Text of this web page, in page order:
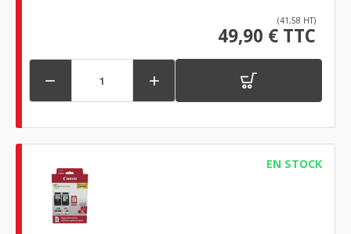
(41,58 HT)
49,90 € TTC
 
EN STOCK